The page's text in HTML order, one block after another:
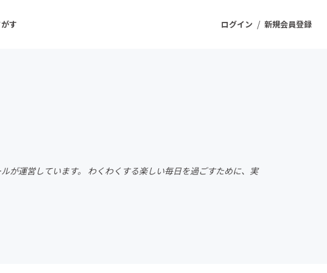
ログイン / 新規会員登録
す
食店
ファッション
が運営しています。 わくわくする楽しい毎日を過ごすために、実